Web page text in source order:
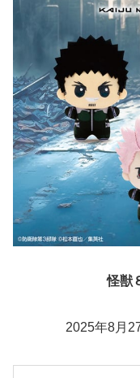
怪獣
2025年8月